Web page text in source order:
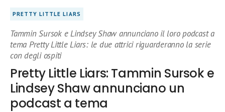
PRETTY LITTLE LIARS
Tammin Sursok e Lindsey Shaw annunciano il loro podcast a
tema Pretty Little Liars: le due attrici riguarderanno la serie
con degli ospiti
Pretty Little Liars: Tammin Sursok e
Lindsey Shaw annunciano un
podcast a tema